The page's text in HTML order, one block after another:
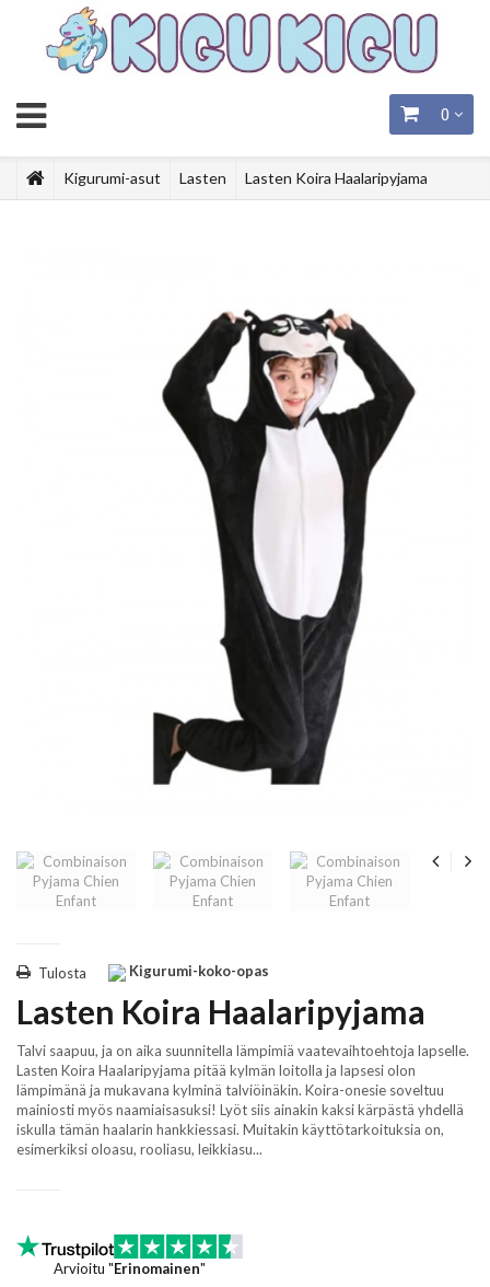
0
Kigurumi-asut Lasten Lasten Koira Haalaripyjama
Kigurumi-koko-opas
Tulosta
Lasten Koira Haalaripyjama
Talvi saapuu, ja on aika suunnitella lämpimiä vaatevaihtoehtoja lapselle.
Lasten Koira Haalaripyjama pitää kylmän loitolla ja lapsesi olon
lämpimänä ja mukavana kylminä talviöinäkin. Koira-onesie soveltuu
mainiosti myös naamiaisasuksi! Lyöt siis ainakin kaksi kärpästä yhdellä
iskulla tämän haalarin hankkiessasi. Muitakin käyttötarkoituksia on,
esimerkiksi oloasu, rooliasu, leikkiasu...
Arvioitu "Erinomainen"